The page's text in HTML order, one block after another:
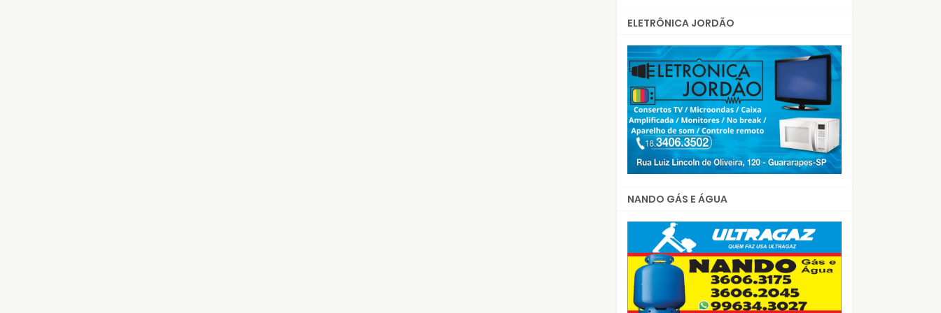
ELETRÔNICA JORDÃO
NANDO GÁS E ÁGUA